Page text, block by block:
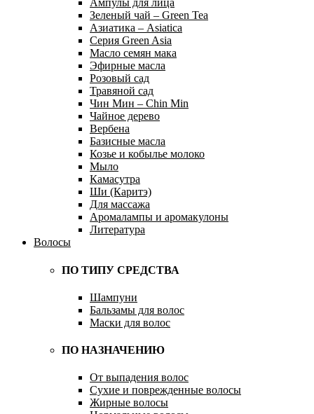
Ампулы для лица
Зеленый чай – Green Tea
Азиатика – Asiatica
Серия Green Asia
Масло семян мака
Эфирные масла
Розовый сад
Травяной сад
Чин Мин – Chin Min
Чайное дерево
Вербена
Базисные масла
Козье и кобылье молоко
Мыло
Камасутра
Ши (Каритэ)
Для массажа
Аромалампы и аромакулоны
Литература
Волосы
ПО ТИПУ СРЕДСТВА
Шампуни
Бальзамы для волос
Маски для волос
ПО НАЗНАЧЕНИЮ
От выпадения волос
Сухие и поврежденные волосы
Жирные волосы